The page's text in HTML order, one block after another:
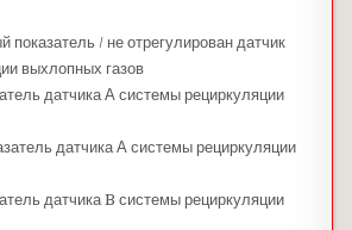
/ не отрегулирован датчик
выхлопных газов
датчика А системы рециркуляции
датчика А системы рециркуляции
датчика B системы рециркуляции